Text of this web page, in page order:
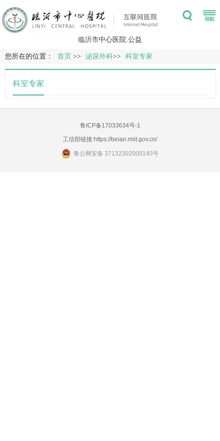
临沂市中心医院.公益
您所在的位置： 首页 >> 泌尿外科>> 科室专家
科室专家
鲁ICP备17033634号-1
工信部链接:https://beian.miit.gov.cn/
鲁公网安备 37132302000140号